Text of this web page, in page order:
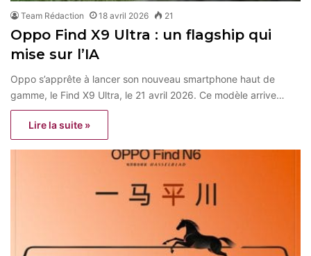
Team Rédaction 18 avril 2026 21
Oppo Find X9 Ultra : un flagship qui
mise sur l’IA
Oppo s’apprête à lancer son nouveau smartphone haut de
gamme, le Find X9 Ultra, le 21 avril 2026. Ce modèle arrive…
Lire la suite »